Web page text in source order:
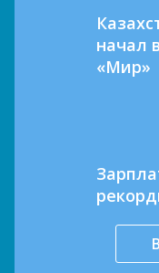
начал
«Мир»